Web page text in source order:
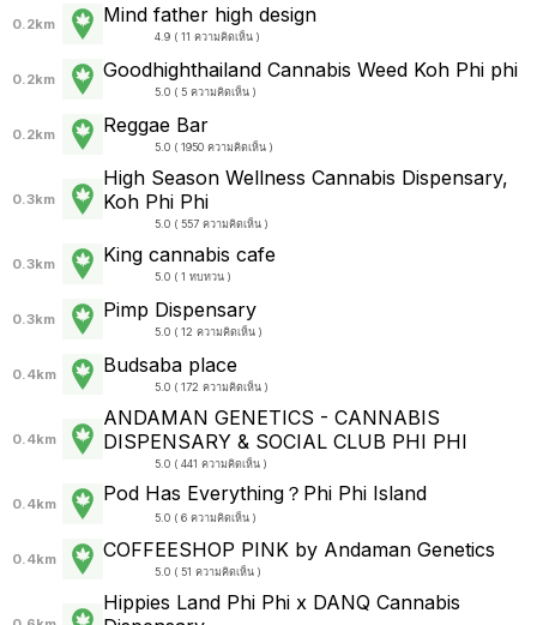
0.2km Mind father high design
4.9 ( 11 ความคิดเห็น )
0.2km Goodhighthailand Cannabis Weed Koh Phi phi
5.0 ( 5 ความคิดเห็น )
0.2km Reggae Bar
5.0 ( 1950 ความคิดเห็น )
0.3km
High Season Wellness Cannabis Dispensary,
Koh Phi Phi
5.0 ( 557 ความคิดเห็น )
0.3km King cannabis cafe
5.0 ( 1 ทบทวน )
0.3km Pimp Dispensary
5.0 ( 12 ความคิดเห็น )
0.4km Budsaba place
5.0 ( 172 ความคิดเห็น )
0.4km
ANDAMAN GENETICS - CANNABIS
DISPENSARY & SOCIAL CLUB PHI PHI
5.0 ( 441 ความคิดเห็น )
0.4km Pod Has Everything？Phi Phi Island
5.0 ( 6 ความคิดเห็น )
0.4km COFFEESHOP PINK by Andaman Genetics
5.0 ( 51 ความคิดเห็น )
Hippies Land Phi Phi x DANQ Cannabis